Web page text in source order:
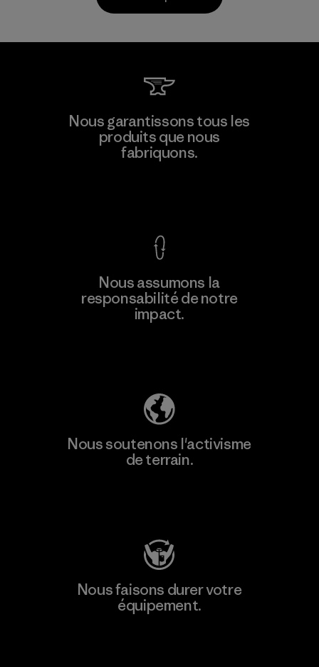
Arvind Limited (Shirting and
Khaki Divisions)
Nous garantissons tous les
produits que nous
fabriquons.
Nous assumons la
responsabilité de notre
impact.
Nous soutenons l'activisme
de terrain.
Nous faisons durer votre
équipement.